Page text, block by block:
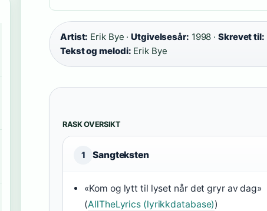
Artist: Erik Bye ·Utgivelsesår: 1998 ·Skrevet til:
Tekst og melodi: Erik Bye
RASK OVERSIKT
1 Sangteksten
«Kom og lytt til lyset når det gryr av dag»
(AllTheLyrics (lyrikkdatabase))